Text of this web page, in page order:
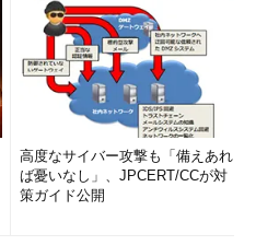
高度なサイバー攻撃も「備えあれ
ば憂いなし」、JPCERT/CCが対
策ガイド公開